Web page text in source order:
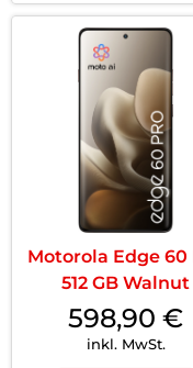
Motorola Edge 60
512 GB Walnut
598,90 €
inkl. MwSt.